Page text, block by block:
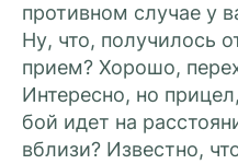
противном случае у
Ну, что, получилось
прием? Хорошо,
Интересно, но
бой идет на
вблизи? Известно,